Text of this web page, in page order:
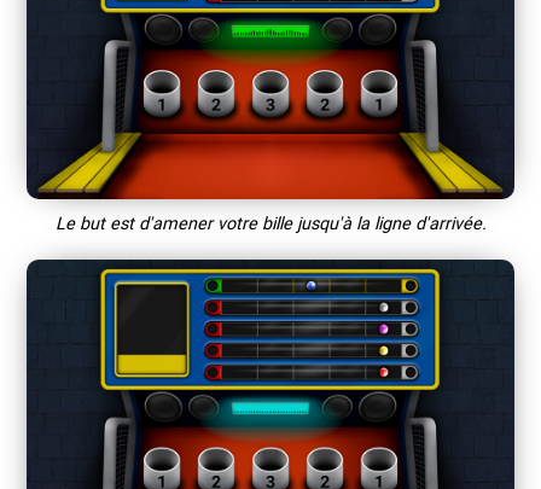
Le but est d'amener votre bille jusqu'à la ligne d'arrivée.